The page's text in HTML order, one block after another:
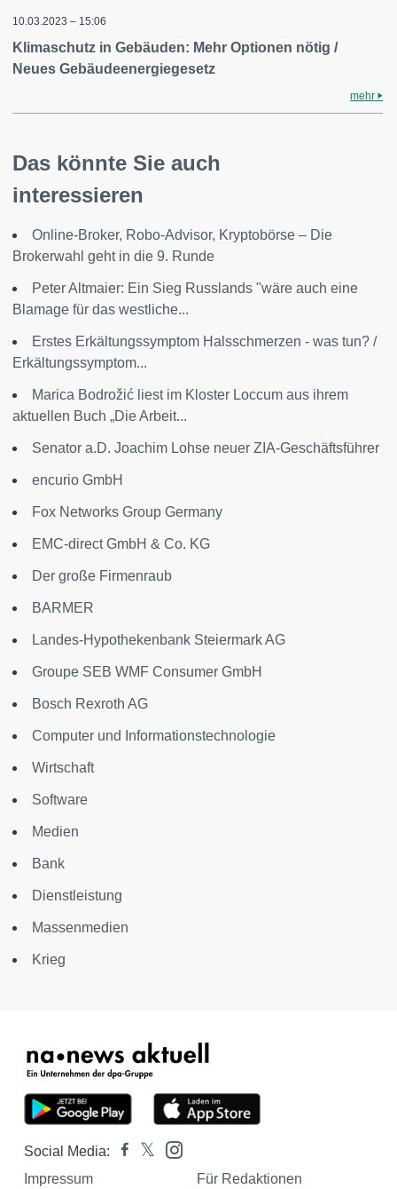
10.03.2023 – 15:06
Klimaschutz in Gebäuden: Mehr Optionen nötig /
Neues Gebäudeenergiegesetz
mehr
Das könnte Sie auch
interessieren
Online-Broker, Robo-Advisor, Kryptobörse – Die
Brokerwahl geht in die 9. Runde
Peter Altmaier: Ein Sieg Russlands "wäre auch eine
Blamage für das westliche...
Erstes Erkältungssymptom Halsschmerzen - was tun? /
Erkältungssymptom...
Marica Bodrožić liest im Kloster Loccum aus ihrem
aktuellen Buch „Die Arbeit...
Senator a.D. Joachim Lohse neuer ZIA-Geschäftsführer
encurio GmbH
Fox Networks Group Germany
EMC-direct GmbH & Co. KG
Der große Firmenraub
BARMER
Landes-Hypothekenbank Steiermark AG
Groupe SEB WMF Consumer GmbH
Bosch Rexroth AG
Computer und Informationstechnologie
Wirtschaft
Software
Medien
Bank
Dienstleistung
Massenmedien
Krieg
Social Media:
Impressum
Für Redaktionen